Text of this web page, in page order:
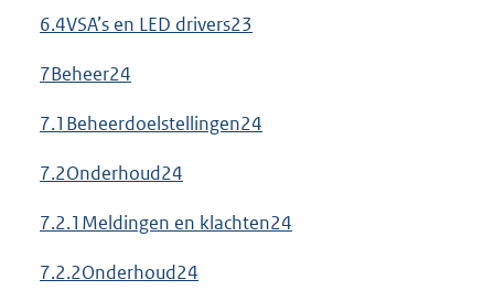
6.4VSA’s en LED drivers23
7Beheer24
7.1Beheerdoelstellingen24
7.2Onderhoud24
7.2.1Meldingen en klachten24
7.2.2Onderhoud24